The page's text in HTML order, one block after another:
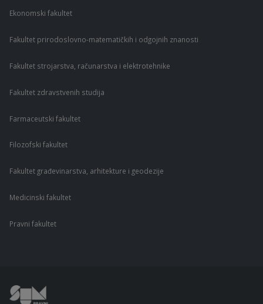
Ekonomski fakultet
Fakultet prirodoslovno-matematičkih i odgojnih znanosti
Fakultet strojarstva, računarstva i elektrotehnike
Fakultet zdravstvenih studija
Farmaceutski fakultet
Filozofski fakultet
Fakultet građevinarstva, arhitekture i geodezije
Medicinski fakultet
Pravni fakultet